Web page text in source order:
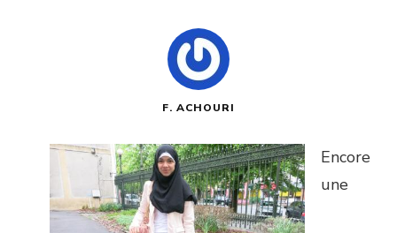
F. ACHOURI
Encore
une